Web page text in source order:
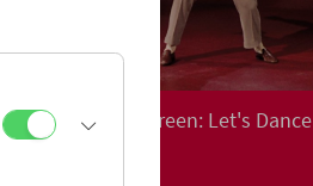
Collection on Screen: Let's Dance